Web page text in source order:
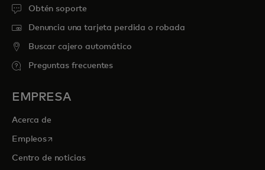
Obtén soporte
Denuncia una tarjeta perdida o robada
Buscar cajero automático
Preguntas frecuentes
EMPRESA
Acerca de
Empleosse abre en una pestaña nueva
Centro de noticias